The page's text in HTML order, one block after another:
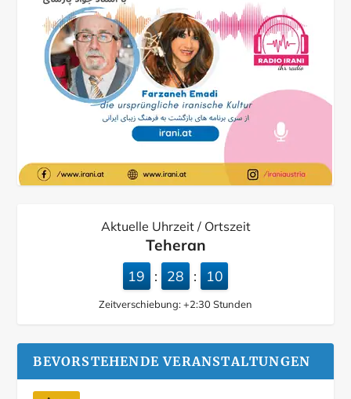
Aktuelle Uhrzeit / Ortszeit
Teheran
19 : 28 : 11
Zeitverschiebung: +2:30 Stunden
BEVORSTEHENDE VERANSTALTUNGEN